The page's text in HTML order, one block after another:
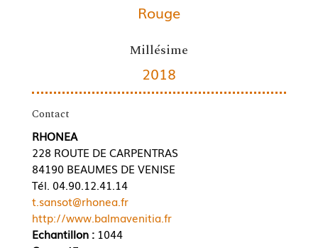
Rouge
Millésime
2018
Contact
RHONEA
228 ROUTE DE CARPENTRAS
84190 BEAUMES DE VENISE
Tél. 04.90.12.41.14
t.sansot@rhonea.fr
http://www.balmavenitia.fr
Echantillon :1044